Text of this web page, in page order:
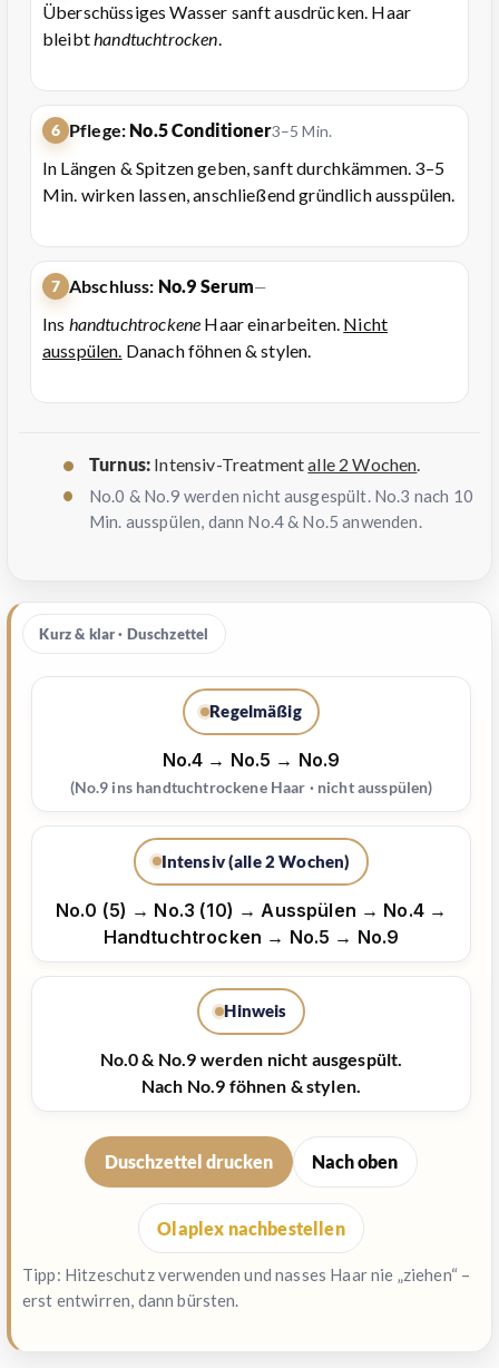
Überschüssiges Wasser sanft ausdrücken. Haar
bleibthandtuchtrocken.
6 Pflege: No.5 Conditioner3–5 Min.
In Längen & Spitzen geben, sanft durchkämmen. 3–5
Min. wirken lassen, anschließend gründlich ausspülen.
7 Abschluss: No.9 Serum—
Ins handtuchtrockene Haar einarbeiten. Nicht
ausspülen. Danach föhnen & stylen.
Turnus: Intensiv-Treatmentalle 2 Wochen.
No.0 & No.9 werden nicht ausgespült. No.3 nach 10
Min. ausspülen, dann No.4 & No.5 anwenden.
Kurz & klar · Duschzettel
Regelmäßig
No.4 → No.5 → No.9
(No.9 ins handtuchtrockene Haar · nicht ausspülen)
Intensiv (alle 2 Wochen)
No.0 (5) → No.3 (10) → Ausspülen → No.4 →
Handtuchtrocken → No.5 → No.9
Hinweis
No.0 & No.9 werden nicht ausgespült.
Nach No.9 föhnen & stylen.
Duschzettel drucken Nach oben
Olaplex nachbestellen
Tipp: Hitzeschutz verwenden und nasses Haar nie „ziehen“ –
erst entwirren, dann bürsten.